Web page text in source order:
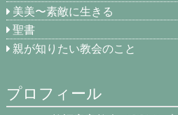
美美〜素敵に生きる
聖書
親が知りたい教会のこと
プロフィール